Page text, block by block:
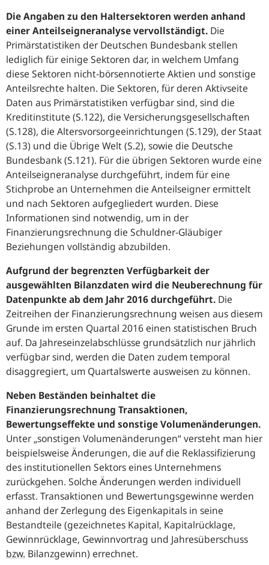
Die Angaben zu den Haltersektoren werden anhand
einer Anteilseigneranalyse vervollständigt. Die
Primärstatistiken der Deutschen Bundesbank stellen
lediglich für einige Sektoren dar, in welchem Umfang
diese Sektoren nicht-börsennotierte Aktien und sonstige
Anteilsrechte halten. Die Sektoren, für deren Aktivseite
Daten aus Primärstatistiken verfügbar sind, sind die
Kreditinstitute (S.122), die Versicherungsgesellschaften
(S.128), die Altersvorsorgeeinrichtungen (S.129), der Staat
(S.13) und die Übrige Welt (S.2), sowie die Deutsche
Bundesbank (S.121). Für die übrigen Sektoren wurde eine
Anteilseigneranalyse durchgeführt, indem für eine
Stichprobe an Unternehmen die Anteilseigner ermittelt
und nach Sektoren aufgegliedert wurden. Diese
Informationen sind notwendig, um in der
Finanzierungsrechnung die Schuldner-Gläubiger
Beziehungen vollständig abzubilden.
Aufgrund der begrenzten Verfügbarkeit der
ausgewählten Bilanzdaten wird die Neuberechnung für
Datenpunkte ab dem Jahr 2016 durchgeführt. Die
Zeitreihen der Finanzierungsrechnung weisen aus diesem
Grunde im ersten Quartal 2016 einen statistischen Bruch
auf. Da Jahreseinzelabschlüsse grundsätzlich nur jährlich
verfügbar sind, werden die Daten zudem temporal
disaggregiert, um Quartalswerte ausweisen zu können.
Neben Beständen beinhaltet die
Finanzierungsrechnung Transaktionen,
Bewertungseffekte und sonstige Volumenänderungen.
Unter „sonstigen Volumenänderungen“ versteht man hier
beispielsweise Änderungen, die auf die Reklassifizierung
des institutionellen Sektors eines Unternehmens
zurückgehen. Solche Änderungen werden individuell
erfasst. Transaktionen und Bewertungsgewinne werden
anhand der Zerlegung des Eigenkapitals in seine
Bestandteile (gezeichnetes Kapital, Kapitalrücklage,
Gewinnrücklage, Gewinnvortrag und Jahresüberschuss
bzw. Bilanzgewinn) errechnet.